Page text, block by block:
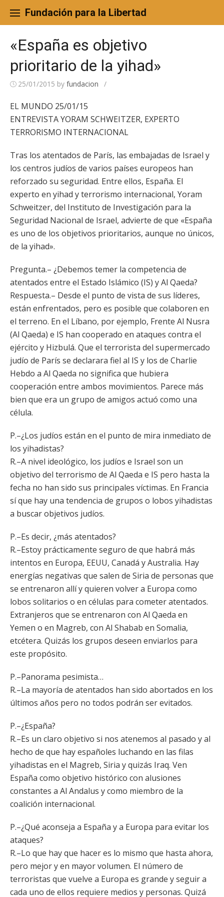
content
Fundación para la Libertad
«España es objetivo
prioritario de la yihad»
25/01/2015 by fundacion /
EL MUNDO 25/01/15
ENTREVISTA YORAM SCHWEITZER, EXPERTO
TERRORISMO INTERNACIONAL
Tras los atentados de París, las embajadas de Israel y
los centros judíos de varios países europeos han
reforzado su seguridad. Entre ellos, España. El
experto en yihad y terrorismo internacional, Yoram
Schweitzer, del Instituto de Investigación para la
Seguridad Nacional de Israel, advierte de que «España
es uno de los objetivos prioritarios, aunque no únicos,
de la yihad».
Pregunta.– ¿Debemos temer la competencia de
atentados entre el Estado Islámico (IS) y Al Qaeda?
Respuesta.– Desde el punto de vista de sus líderes,
están enfrentados, pero es posible que colaboren en
el terreno. En el Líbano, por ejemplo, Frente Al Nusra
(Al Qaeda) e IS han cooperado en ataques contra el
ejército y Hizbulá. Que el terrorista del supermercado
judío de París se declarara fiel al IS y los de Charlie
Hebdo a Al Qaeda no significa que hubiera
cooperación entre ambos movimientos. Parece más
bien que era un grupo de amigos actuó como una
célula.
P.–¿Los judíos están en el punto de mira inmediato de
los yihadistas?
R.–A nivel ideológico, los judíos e Israel son un
objetivo del terrorismo de Al Qaeda e IS pero hasta la
fecha no han sido sus principales víctimas. En Francia
sí que hay una tendencia de grupos o lobos yihadistas
a buscar objetivos judíos.
P.–Es decir, ¿más atentados?
R.–Estoy prácticamente seguro de que habrá más
intentos en Europa, EEUU, Canadá y Australia. Hay
energías negativas que salen de Siria de personas que
se entrenaron allí y quieren volver a Europa como
lobos solitarios o en células para cometer atentados.
Extranjeros que se entrenaron con Al Qaeda en
Yemen o en Magreb, con Al Shabab en Somalia,
etcétera. Quizás los grupos deseen enviarlos para
este propósito.
P.–Panorama pesimista…
R.–La mayoría de atentados han sido abortados en los
últimos años pero no todos podrán ser evitados.
P.–¿España?
R.–Es un claro objetivo si nos atenemos al pasado y al
hecho de que hay españoles luchando en las filas
yihadistas en el Magreb, Siria y quizás Iraq. Ven
España como objetivo histórico con alusiones
constantes a Al Andalus y como miembro de la
coalición internacional.
P.–¿Qué aconseja a España y a Europa para evitar los
ataques?
R.–Lo que hay que hacer es lo mismo que hasta ahora,
pero mejor y en mayor volumen. El número de
terroristas que vuelve a Europa es grande y seguir a
cada uno de ellos requiere medios y personas. Quizá